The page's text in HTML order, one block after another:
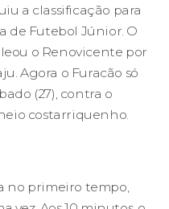
a classificação para
de Futebol Júnior. O
o Renovicente por
Agora o Furacão só
(27), contra o
costarriquenho.
no primeiro tempo,